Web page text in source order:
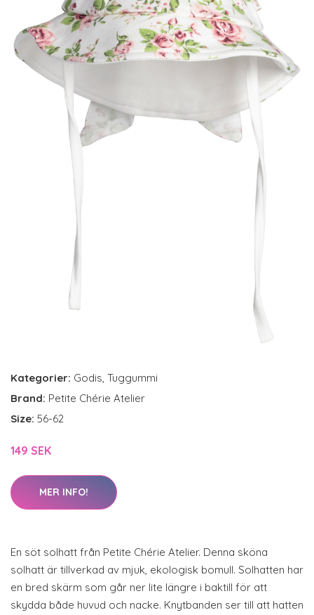
Kategorier: Godis, Tuggummi
Brand: Petite Chérie Atelier
Size: 56-62
149 SEK
MER INFO!
En söt solhatt från Petite Chérie Atelier. Denna sköna
solhatt är tillverkad av mjuk, ekologisk bomull. Solhatten har
en bred skärm som går ner lite längre i baktill för att
skydda både huvud och nacke. Knytbanden ser till att hatten